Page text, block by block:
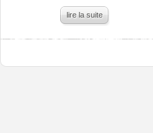
lire la suite